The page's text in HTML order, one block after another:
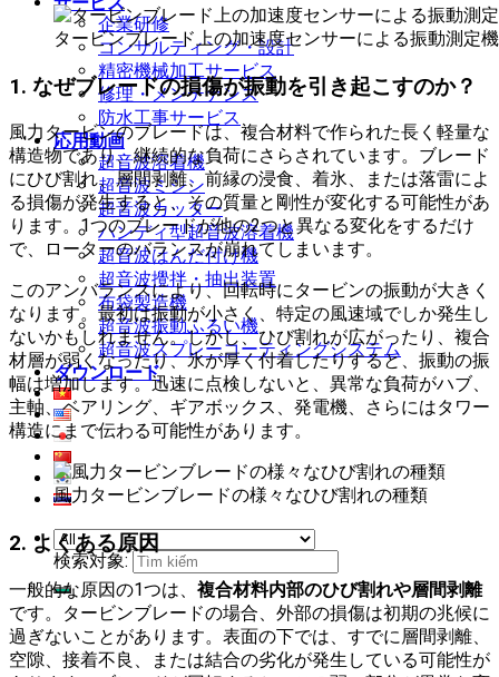
企業研修
コンサルティング・設計
精密機械加工サービス
修理・メンテナンス
防水工事サービス
応用動画
超音波溶着機
超音波ミシン
超音波カッター
ハンディ型超音波溶着機
超音波はんだ付け機
超音波攪拌・抽出装置
布袋製造機
超音波振動ふるい機
超音波スプレーコーティングシステム
ダウンロード
検索対象:
タービンブレード上の加速度センサーによる振動測定
1. なぜブレードの損傷が振動を引き起こすのか？
風力タービンのブレードは、複合材料で作られた長く軽量な
構造物であり、継続的な負荷にさらされています。ブレード
にひび割れ、層間剥離、前縁の浸食、着氷、または落雷によ
る損傷が発生すると、その質量と剛性が変化する可能性があ
ります。1つのブレードが他の2つと異なる変化をするだけ
で、ローターのバランスが崩れてしまいます。
このアンバランスにより、回転時にタービンの振動が大きく
なります。最初は振動が小さく、特定の風速域でしか発生し
ないかもしれません。しかし、ひび割れが広がったり、複合
材層が弱くなったり、氷が厚く付着したりすると、振動の振
幅は増加します。迅速に点検しないと、異常な負荷がハブ、
主軸、ベアリング、ギアボックス、発電機、さらにはタワー
構造にまで伝わる可能性があります。
風力タービンブレードの様々なひび割れの種類
2. よくある原因
一般的な原因の1つは、 複合材料内部のひび割れや層間剥離
です。タービンブレードの場合、外部の損傷は初期の兆候に
過ぎないことがあります。表面の下では、すでに層間剥離、
空隙、接着不良、または結合の劣化が発生している可能性が